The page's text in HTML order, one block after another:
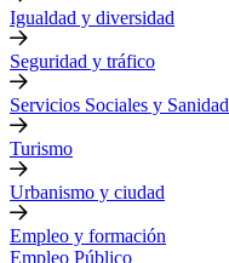
Igualdad y diversidad
Seguridad y tráfico
Servicios Sociales y Sanidad
Turismo
Urbanismo y ciudad
Empleo y formación
Empleo Público